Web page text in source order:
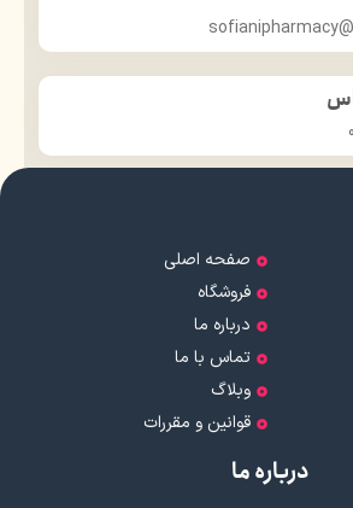
صفحه اصلی
فروشگاه
درباره ما
تماس با ما
وبلاگ
قوانین و مقررات
درباره ما